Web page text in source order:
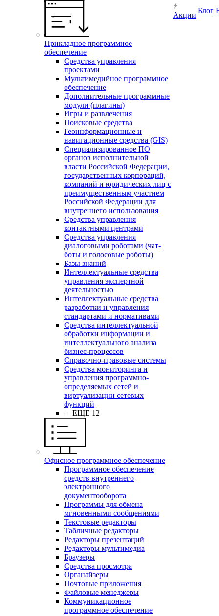
Прикладное программное
обеспечение
Средства управления
проектами
Мультимедийное программное
обеспечение
Дополнительные программные
модули (плагины)
Игры и развлечения
Поисковые средства
Геоинформационные и
навигационные средства (GIS)
Специализированное ПО
органов исполнительной
власти Российской Федерации,
государственных корпораций,
компаний и юридических лиц с
преимущественным участием
Российской Федерации для
внутреннего использования
Средства управления
контактными центрами
Средства управления
диалоговыми роботами (чат-
боты и голосовые роботы)
Базы знаний
Интеллектуальные средства
управления экспертной
деятельностью
Интеллектуальные средства
разработки и управления
стандартами и нормативами
Средства интеллектуальной
обработки информации и
интеллектуального анализа
бизнес-процессов
Справочно-правовые системы
Средства мониторинга и
управления программно-
определяемых сетей и
виртуализации сетевых
функций
+ ЕЩЕ 12
Офисное программное обеспечение
Программное обеспечение
средств внутреннего
электронного
документооборота
Программы для обмена
мгновенными сообщениями
Текстовые редакторы
Табличные редакторы
Редакторы презентаций
Редакторы мультимедиа
Браузеры
Средства просмотра
Органайзеры
Почтовые приложения
Файловые менеджеры
Коммуникационное
программное обеспечение
Акции
Блог